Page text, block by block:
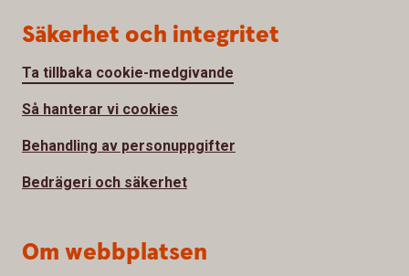
Säkerhet och integritet
Ta tillbaka cookie-medgivande
Så hanterar vi cookies
Behandling av personuppgifter
Bedrägeri och säkerhet
Om webbplatsen